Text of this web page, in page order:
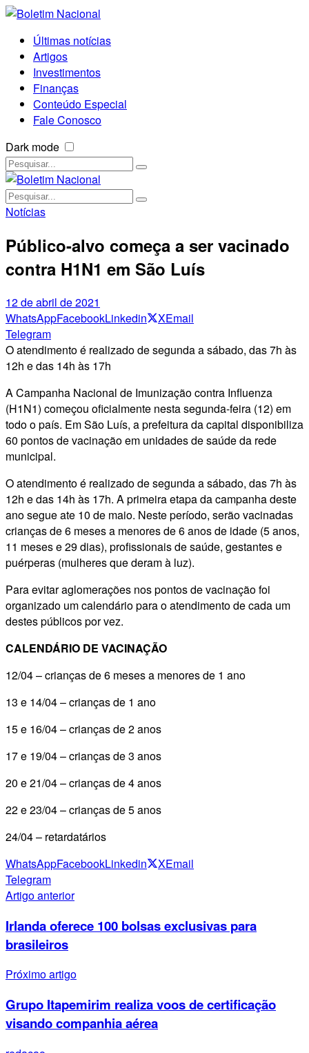
Últimas notícias
Artigos
Investimentos
Finanças
Conteúdo Especial
Fale Conosco
Dark mode
Notícias
Público-alvo começa a ser vacinado
contra H1N1 em São Luís
12 de abril de 2021
WhatsAppFacebookLinkedin XEmail
Telegram
O atendimento é realizado de segunda a sábado, das 7h às
12h e das 14h às 17h
A Campanha Nacional de Imunização contra Influenza
(H1N1) começou oficialmente nesta segunda-feira (12) em
todo o país. Em São Luís, a prefeitura da capital disponibiliza
60 pontos de vacinação em unidades de saúde da rede
municipal.
O atendimento é realizado de segunda a sábado, das 7h às
12h e das 14h às 17h. A primeira etapa da campanha deste
ano segue ate 10 de maio. Neste período, serão vacinadas
crianças de 6 meses a menores de 6 anos de idade (5 anos,
11 meses e 29 dias), profissionais de saúde, gestantes e
puérperas (mulheres que deram à luz).
Para evitar aglomerações nos pontos de vacinação foi
organizado um calendário para o atendimento de cada um
destes públicos por vez.
CALENDÁRIO DE VACINAÇÃO
12/04 – crianças de 6 meses a menores de 1 ano
13 e 14/04 – crianças de 1 ano
15 e 16/04 – crianças de 2 anos
17 e 19/04 – crianças de 3 anos
20 e 21/04 – crianças de 4 anos
22 e 23/04 – crianças de 5 anos
24/04 – retardatários
WhatsAppFacebookLinkedin XEmail
Telegram
Artigo anterior
Irlanda oferece 100 bolsas exclusivas para
brasileiros
Próximo artigo
Grupo Itapemirim realiza voos de certificação
visando companhia aérea